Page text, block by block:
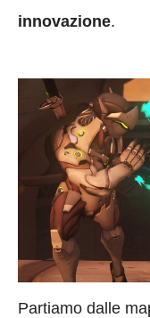
innovazione.
Partiamo dalle